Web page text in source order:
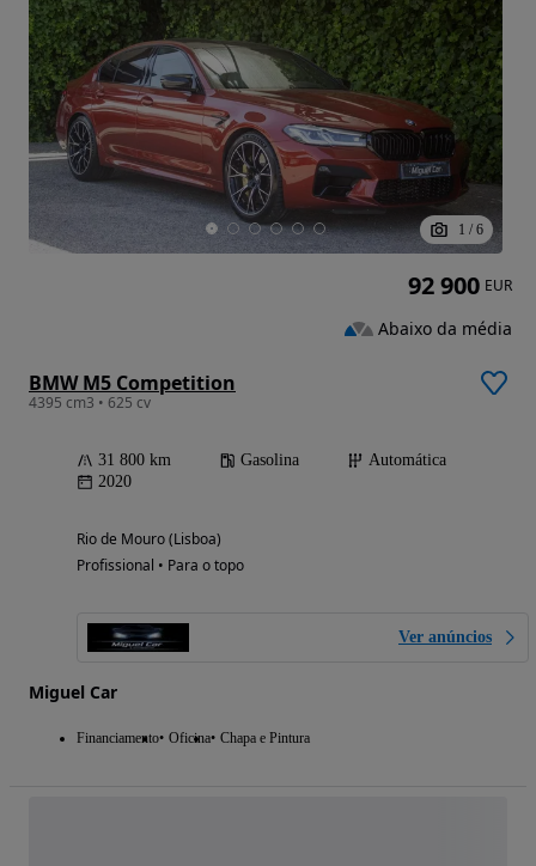
1 / 6
BMW M5 Competition
4395 cm3 • 625 cv
31 800 km Gasolina
Automática
2020
Rio de Mouro (Lisboa)
Profissional • Para o topo
Ver anúncios
Miguel Car
Financiamento Oficina Chapa e Pintura
92 900 EUR
Abaixo da média